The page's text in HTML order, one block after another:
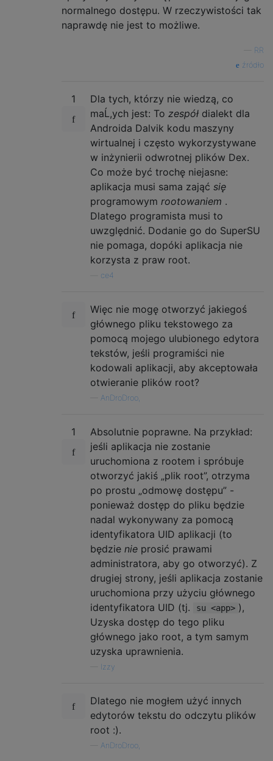
normalnego dostępu. W rzeczywistości tak
naprawdę nie jest to możliwe.
RR
źródło
1
Dla tych, którzy nie wiedzą, co
maĹ,ych jest: To zespół dialekt dla
Androida Dalvik kodu maszyny
wirtualnej i często wykorzystywane
w inżynierii odwrotnej plików Dex.
Co może być trochę niejasne:
aplikacja musi sama zająć się
programowym rootowaniem .
Dlatego programista musi to
uwzględnić. Dodanie go do SuperSU
nie pomaga, dopóki aplikacja nie
korzysta z praw root.
ce4
Więc nie mogę otworzyć jakiegoś
głównego pliku tekstowego za
pomocą mojego ulubionego edytora
tekstów, jeśli programiści nie
kodowali aplikacji, aby akceptowała
otwieranie plików root?
AnDroDroo,
1
Absolutnie poprawne. Na przykład:
jeśli aplikacja nie zostanie
uruchomiona z rootem i spróbuje
otworzyć jakiś „plik root”, otrzyma
po prostu „odmowę dostępu” -
ponieważ dostęp do pliku będzie
nadal wykonywany za pomocą
identyfikatora UID aplikacji (to
będzie nie prosić prawami
administratora, aby go otworzyć). Z
drugiej strony, jeśli aplikacja zostanie
uruchomiona przy użyciu głównego
identyfikatora UID (tj.
su <app> ),
Uzyska dostęp do tego pliku
głównego jako root, a tym samym
uzyska uprawnienia.
Izzy
Dlatego nie mogłem użyć innych
edytorów tekstu do odczytu plików
root :).
AnDroDroo,